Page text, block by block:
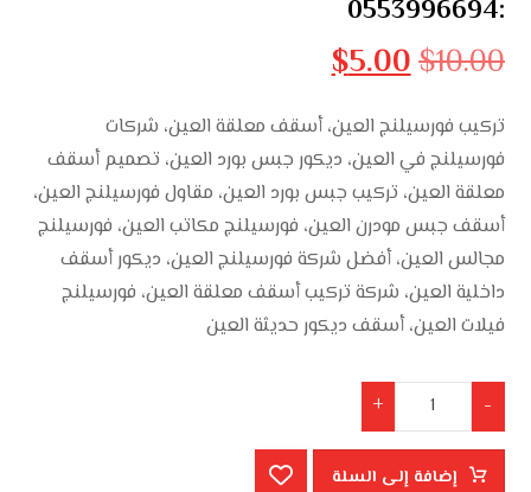
:0553996694
$10.00
$5.00
تركيب فورسيلنج العين، أسقف معلقة العين، شركات
فورسيلنج في العين، ديكور جبس بورد العين، تصميم أسقف
معلقة العين، تركيب جبس بورد العين، مقاول فورسيلنج العين،
أسقف جبس مودرن العين، فورسيلنج مكاتب العين، فورسيلنج
مجالس العين، أفضل شركة فورسيلنج العين، ديكور أسقف
داخلية العين، شركة تركيب أسقف معلقة العين، فورسيلنج
فيلات العين، أسقف ديكور حديثة العين
-
+
إضافة إلى السلة